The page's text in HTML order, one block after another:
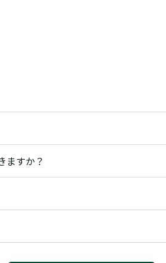
ますか？